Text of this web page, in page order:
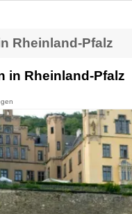
Rheinland-Pfalz
in Rheinland-Pfalz